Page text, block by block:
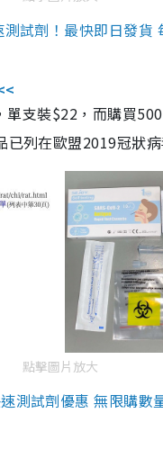
試劑！最快即日發貨
支裝$22，而購買
列在歐盟2019冠狀
點擊圖片放大
測試劑優惠 無限購